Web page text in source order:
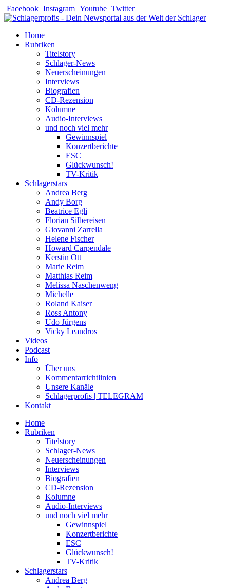
Zum
Inhalt
Facebook Instagram Youtube Twitter
Home
Rubriken
Titelstory
Schlager-News
Neuerscheinungen
Interviews
Biografien
CD-Rezension
Kolumne
Audio-Interviews
und noch viel mehr
Gewinnspiel
Konzertberichte
ESC
Glückwunsch!
TV-Kritik
Schlagerstars
Andrea Berg
Andy Borg
Beatrice Egli
Florian Silbereisen
Giovanni Zarrella
Helene Fischer
Howard Carpendale
Kerstin Ott
Marie Reim
Matthias Reim
Melissa Naschenweng
Michelle
Roland Kaiser
Ross Antony
Udo Jürgens
Vicky Leandros
Videos
Podcast
Info
Über uns
Kommentarrichtlinien
Unsere Kanäle
Schlagerprofis | TELEGRAM
Kontakt
Home
Rubriken
Titelstory
Schlager-News
Neuerscheinungen
Interviews
Biografien
CD-Rezension
Kolumne
Audio-Interviews
und noch viel mehr
Gewinnspiel
Konzertberichte
ESC
Glückwunsch!
TV-Kritik
Schlagerstars
Andrea Berg